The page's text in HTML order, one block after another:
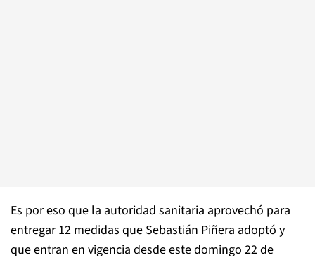
Es por eso que la autoridad sanitaria aprovechó para
entregar 12 medidas que Sebastián Piñera adoptó y
que entran en vigencia desde este domingo 22 de